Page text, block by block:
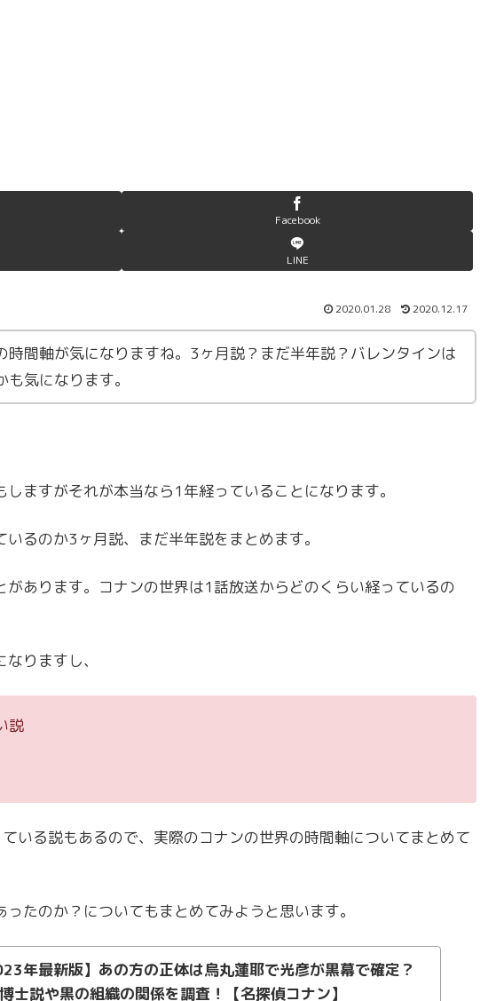
Facebook
LINE
2020.01.28 2020.12.17
時間軸が気になりますね。3ヶ月説？まだ半年説？バレンタインは
気になります。
ますがそれが本当なら1年経っていることになります。
るのか3ヶ月説、まだ半年説をまとめます。
があります。コナンの世界は1話放送からどのくらい経っているの
りますし、
説
いる説もあるので、実際のコナンの世界の時間軸についてまとめて
たのか？についてもまとめてみようと思います。
年最新版】あの方の正体は烏丸蓮耶で光彦が黒幕で確定？
士説や黒の組織の関係を調査！【名探偵コナン】